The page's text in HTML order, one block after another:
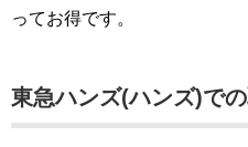
ってお得です。
東急ハンズ(ハンズ)で